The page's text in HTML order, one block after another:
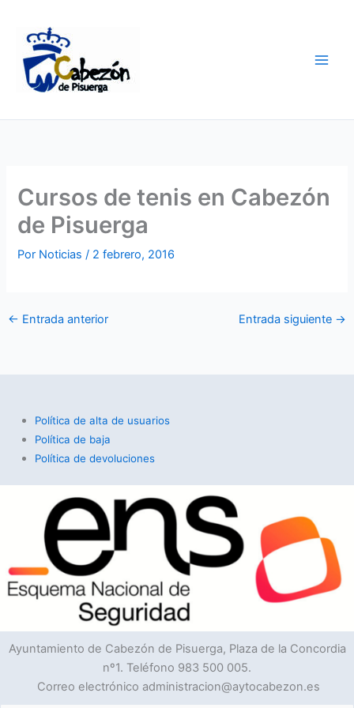
contenido
Cursos de tenis en Cabezón
de Pisuerga
Por Noticias/ 2 febrero, 2016
← Entrada anterior Entrada siguiente →
Política de alta de usuarios
Política de baja
Política de devoluciones
Ayuntamiento de Cabezón de Pisuerga, Plaza de la Concordia
nº1. Teléfono 983 500 005.
Correo electrónico administracion@aytocabezon.es